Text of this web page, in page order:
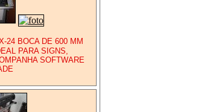
24 BOCA DE 600 MM
PARA SIGNS,
SOFTWARE